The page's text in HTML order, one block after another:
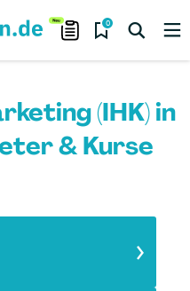
0
(IHK) in
& Kurse